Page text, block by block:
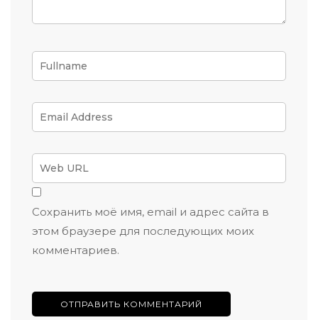
Сохранить моё имя, email и адрес сайта в
этом браузере для последующих моих
комментариев.